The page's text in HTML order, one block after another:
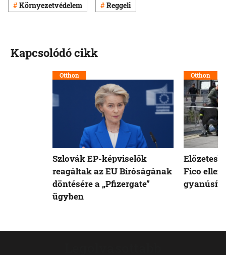
Környezetvédelem Reggeli
Kapcsolódó cikk
Otthon
Szlovák EP-képviselők
reagáltak az EU Bíróságának
döntésére a „Pfizergate”
ügyben
Otthon
Fico